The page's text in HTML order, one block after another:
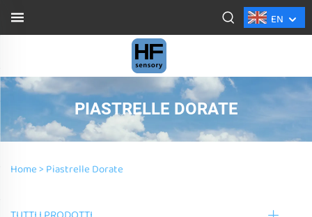
EN
PIASTRELLE DORATE
Home > Piastrelle Dorate